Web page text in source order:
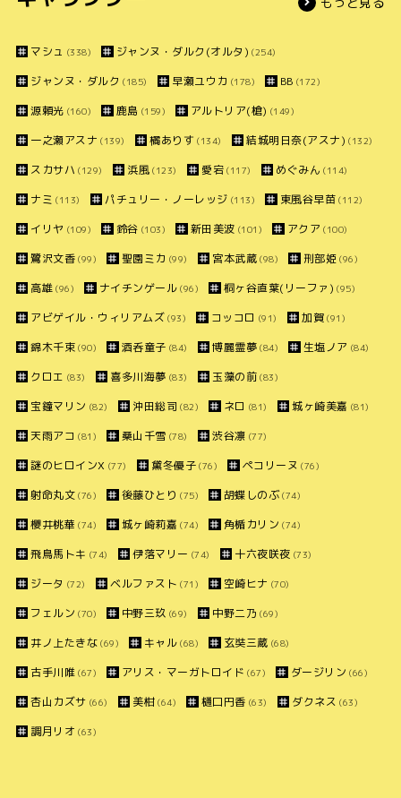
マシュ (338) ジャンヌ・ダルク(オルタ) (254)
ジャンヌ・ダルク (185) 早瀬ユウカ (178) BB (172)
源頼光 (160) 鹿島 (159) アルトリア(槍) (149)
一之瀬アスナ (139) 橘ありす (134) 結城明日奈(アスナ) (132)
スカサハ (129) 浜風 (123) 愛宕 (117) めぐみん (114)
ナミ (113) パチュリー・ノーレッジ (113) 東風谷早苗 (112)
イリヤ (109) 鈴谷 (103) 新田美波 (101) アクア (100)
鷺沢文香 (99) 聖園ミカ (99) 宮本武蔵 (98) 刑部姫 (96)
高雄 (96) ナイチンゲール (96) 桐ヶ谷直葉(リーファ) (95)
アビゲイル・ウィリアムズ (93) コッコロ (91) 加賀 (91)
錦木千束 (90) 酒呑童子 (84) 博麗霊夢 (84) 生塩ノア (84)
クロエ (83) 喜多川海夢 (83) 玉藻の前 (83)
宝鐘マリン (82) 沖田総司 (82) ネロ (81) 城ヶ崎美嘉 (81)
天雨アコ (81) 桑山千雪 (78) 渋谷凛 (77)
謎のヒロインX (77) 黛冬優子 (76) ペコリーヌ (76)
射命丸文 (76) 後藤ひとり (75) 胡蝶しのぶ(74)
櫻井桃華 (74) 城ヶ崎莉嘉 (74) 角楯カリン (74)
飛鳥馬トキ (74) 伊落マリー (74) 十六夜咲夜 (73)
ジータ (72) ベルファスト (71) 空崎ヒナ (70)
フェルン (70) 中野三玖 (69) 中野二乃 (69)
井ノ上たきな (69) キャル (68) 玄奘三蔵 (68)
古手川唯 (67) アリス・マーガトロイド (67) ダージリン (66)
杏山カズサ (66) 美柑 (64) 樋口円香 (63) ダクネス (63)
調月リオ (63)